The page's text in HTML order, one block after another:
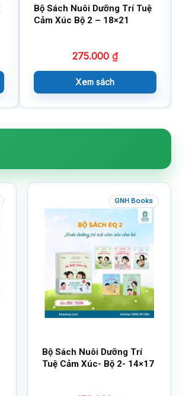
Bộ Sách Nuôi Dưỡng Trí Tuệ
Cảm Xúc Bộ 2 – 18×21
275.000 ₫
Xem sách
GNH Books
Bộ Sách Nuôi Dưỡng Trí
Tuệ Cảm Xúc- Bộ 2- 14×17